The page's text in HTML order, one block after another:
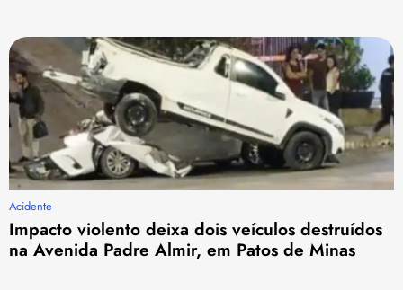
Acidente
Impacto violento deixa dois veículos destruídos
na Avenida Padre Almir, em Patos de Minas